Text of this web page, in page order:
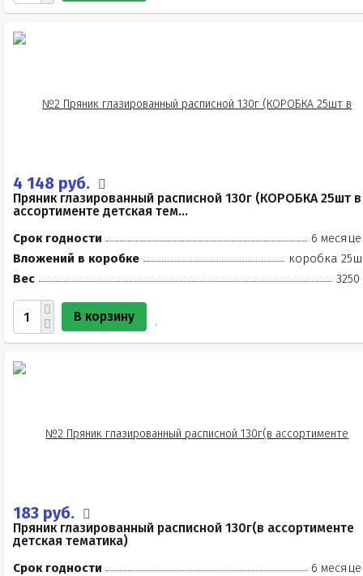
4 148 руб.
Пряник глазированный расписной 130г (КОРОБКА 25шт в
ассортименте детская тем...
Срок годности
6
Вложений в коробке
коробка
Вес
3250
В корзину
183 руб.
Пряник глазированный расписной 130г(в ассортименте
детская тематика)
Срок годности
6